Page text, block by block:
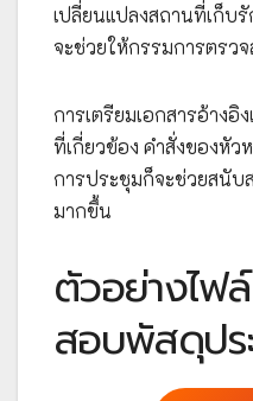
เปลี่ยนแปลงสถานที่เก็บ
จะช่วยให้กรรมการตรว
การเตรียมเอกสารอ้างอิ
ที่เกี่ยวข้อง คำสั่งของหัว
การประชุมก็จะช่วยสนับ
มากขึ้น
ตัวอย่างไฟ
สอบพัสดุปร